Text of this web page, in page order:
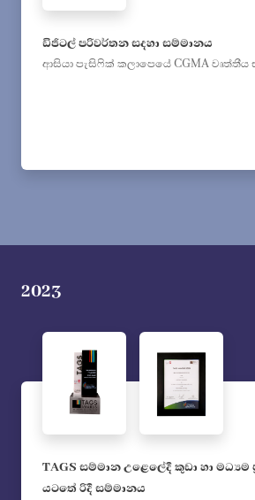
ඩිජිටල් පරිවර්තන සදහා සම්මානය
ආසියා පැසිෆික් කලාපෙයේ CGMA
2023
TAGS සම්මාන උළෙලේදී කුඩා හා
යටතේ රිදී සම්මානය